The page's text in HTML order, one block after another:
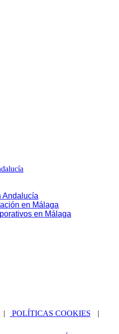
Andalucía
en Málaga
en Málaga
| POLÍTICAS COOKIES |